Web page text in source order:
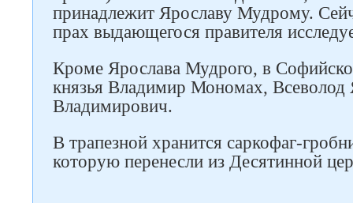
принадлежит Ярославу Мудрому.
прах выдающегося правителя
Кроме Ярослава Мудрого, в
князья Владимир Мономах, Всеволод
Владимирович.
В трапезной хранится саркофаг-
которую перенесли из Десятинной